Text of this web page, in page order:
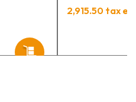
2,915.50 tax